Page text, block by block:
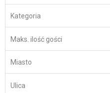
Kategoria
Maks. ilość gości
Miasto
Ulica